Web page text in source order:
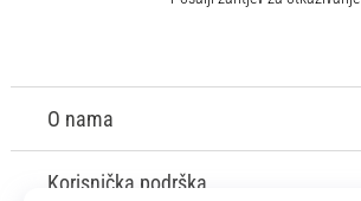
O nama
Korisnička podrška